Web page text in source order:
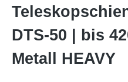
DTS-50 | bis
Metall HEAVY